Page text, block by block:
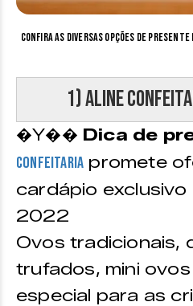
Confira as diversas opções de presente
1) Aline
�Y�� Dica de
Confeitaria promete
cardápio exclusivo
2022
Ovos tradicionais,
trufados, mini ovos
especial para as